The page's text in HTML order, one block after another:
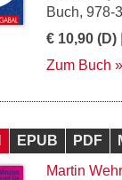
Buch, 978-
€ 10,90 (D)
Zum Buch
EPUB PDF
Martin